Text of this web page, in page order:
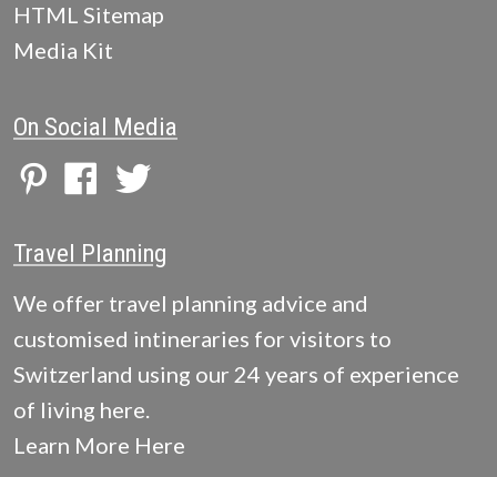
HTML Sitemap
Media Kit
On Social Media
Travel Planning
We offer travel planning advice and
customised intineraries for visitors to
Switzerland using our 24 years of experience
of living here.
Learn More Here